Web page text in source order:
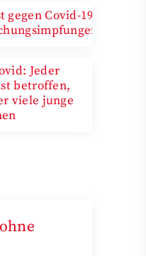
gegen Covid-19-
Jeder
betroffen,
viele junge